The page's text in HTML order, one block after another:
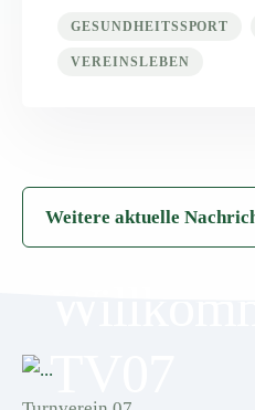
TV07
GESUNDHEITSSPORT
VEREINSLEBEN
Weitere aktuelle